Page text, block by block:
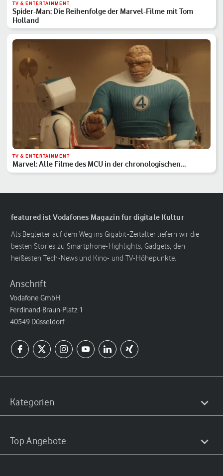
TV & ENTERTAINMENT
Spider-Man: Die Reihenfolge der Marvel-Filme mit Tom
Holland
TV & ENTERTAINMENT
Marvel: Alle Filme des MCU in der chronologischen
Reihenfolge
featured ist Vodafones Magazin für digitale Kultur
Als Begleiter auf dem Weg ins Gigabit-Zeitalter liefern wir die
besten Stories zu Smartphone-Highlights, Gadgets, den
heißesten Tech-News und Kino- und TV-Höhepunkte.
Anschrift
Vodafone GmbH
Ferdinand-Braun-Platz 1
40549 Düsseldorf
Kategorien
Top Angebote